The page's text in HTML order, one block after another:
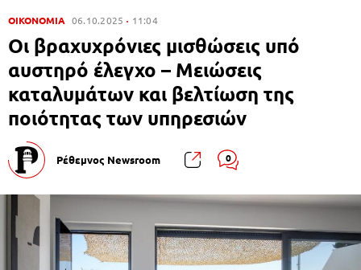
ΟΙΚΟΝΟΜΙΑ 06.10.2025 11:04
Οι βραχυχρόνιες μισθώσεις υπό
αυστηρό έλεγχο – Μειώσεις
καταλυμάτων και βελτίωση της
ποιότητας των υπηρεσιών
Ρέθεμνος Newsroom 0